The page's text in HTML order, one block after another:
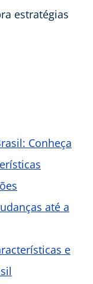
estratégias
Conheça
até a
e